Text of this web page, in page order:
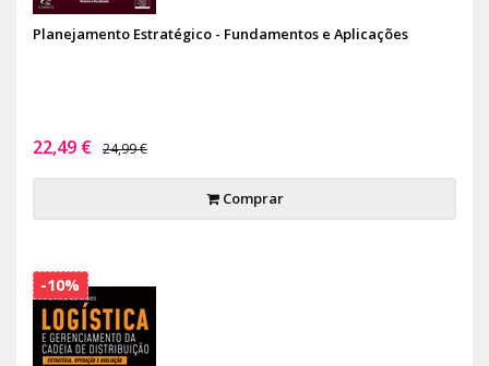
Planejamento Estratégico - Fundamentos e Aplicações
22,49 € 24,99 €
Comprar
-10%